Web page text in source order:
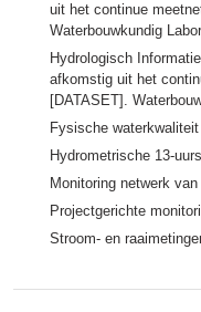
uit het continue
Waterbouwkundig
Hydrologisch
afkomstig uit het
[DATASET].
Fysische
Hydrometrische 13-
Monitoring netwerk
Projectgerichte
Stroom- en